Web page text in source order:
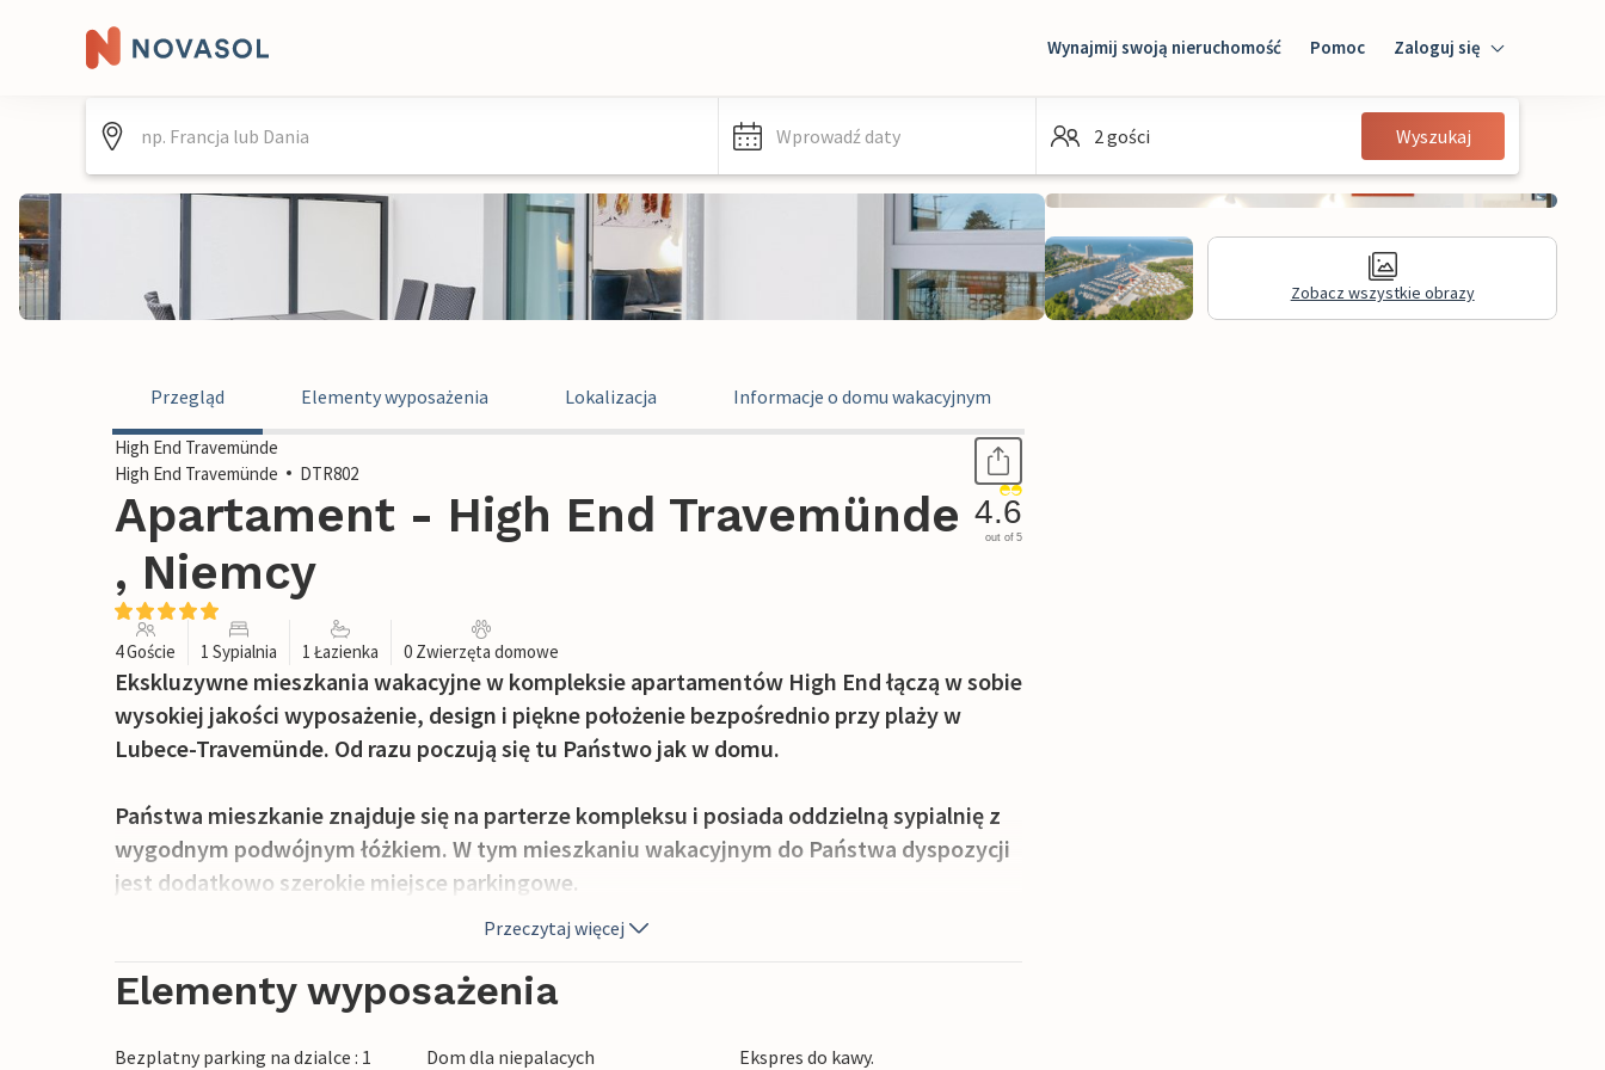
Wynajmij swoją nieruchomość Pomoc Zaloguj się
Zaloguj się
Gość
Wprowadź daty 2 gości Wyszukaj
Zobacz wszystkie obrazy
Przegląd Elementy wyposażenia Lokalizacja Informacje o domu wakacyjnym
High End Travemünde
High End Travemünde
DTR802
Apartament - High End Travemünde
, Niemcy
4.6
out of 5
4 Goście 1 Sypialnia 1 Łazienka 0 Zwierzęta domowe
Ekskluzywne mieszkania wakacyjne w kompleksie apartamentów High End łączą w sobie
wysokiej jakości wyposażenie, design i piękne położenie bezpośrednio przy plaży w
Lubece-Travemünde. Od razu poczują się tu Państwo jak w domu.
Państwa mieszkanie znajduje się na parterze kompleksu i posiada oddzielną sypialnię z
wygodnym podwójnym łóżkiem. W tym mieszkaniu wakacyjnym do Państwa dyspozycji
jest dodatkowo szerokie miejsce parkingowe.
W części dziennej możesz się rozgościć przy przytulnym świetle kominka na bioetanol.
Nowoczesny system rozrywkowy z odtwarzaczem Blu-Ray, systemem muzycznym z
możliwością podłączenia MP3 i 2 telewizorami z płaskim ekranem zapewnia
wystarczającą rozrywkę. W części dziennej znajduje się również rozkładana sofa, która
Przeczytaj więcej
Elementy wyposażenia
Bezplatny parking na dzialce : 1
Dom dla niepalacych Ekspres do kawy.